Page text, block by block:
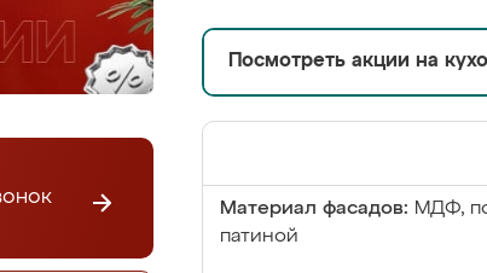
Посмотреть акции на
Материал фасадов: МДФ,
патиной